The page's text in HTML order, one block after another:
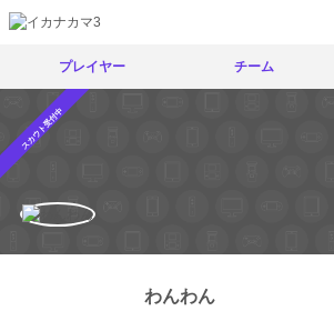
プレイヤー チーム
スカウト受付中
わんわん